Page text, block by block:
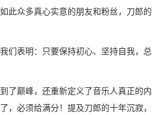
此众多真心实意的朋友和粉丝，刀郎的
们表明：只要保持初心、坚持自我，总
了巅峰，还重新定义了音乐人真正的内
，必须给满分！提及刀郎的十年沉寂，